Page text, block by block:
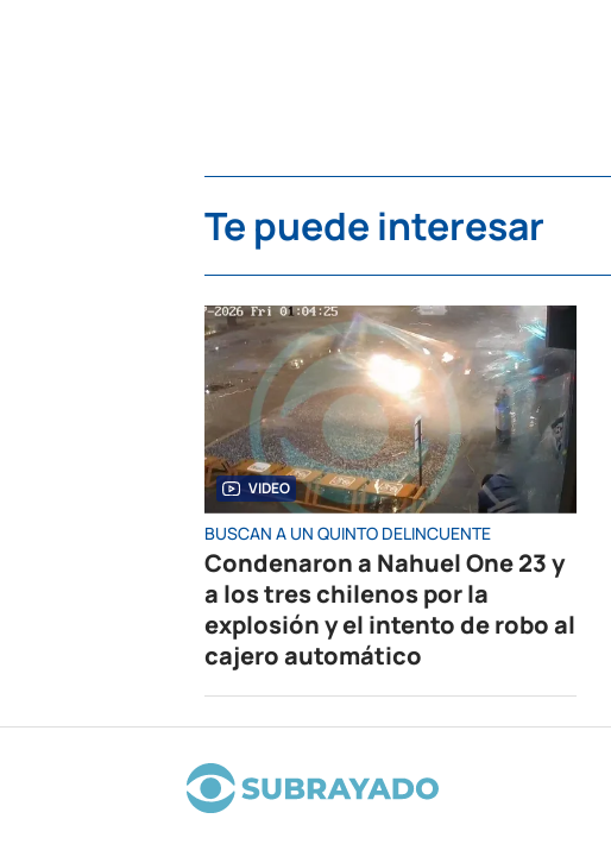
Te puede interesar
VIDEO
BUSCAN A UN QUINTO DELINCUENTE
Condenaron a Nahuel One 23 y
a los tres chilenos por la
explosión y el intento de robo al
cajero automático